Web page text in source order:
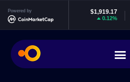
Powered by
Ethereum
ETH
Neo